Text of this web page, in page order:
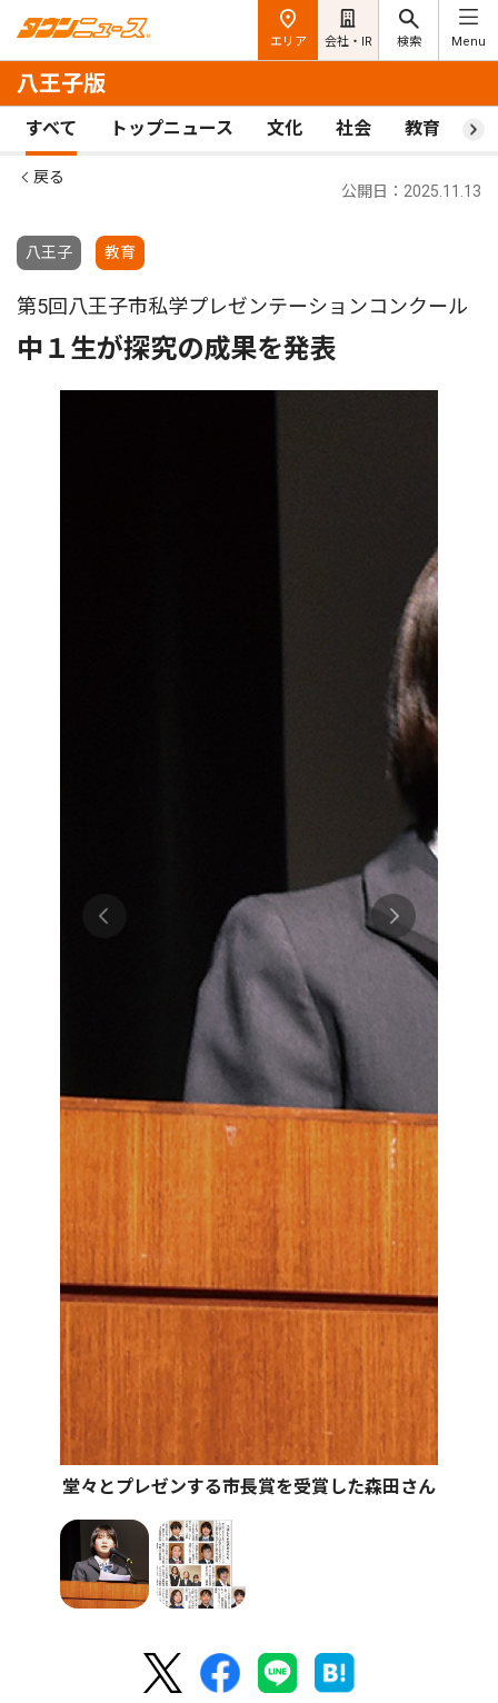
エリア 会社・IR 検索 Menu
八王子版
すべて トップニュース 文化 社会 教育 ス
戻る
八王子 教育
公開日：2025.11.13
第5回八王子市私学プレゼンテーションコンクール
中１生が探究の成果を発表
堂々とプレゼンする市長賞を受賞した森田さん